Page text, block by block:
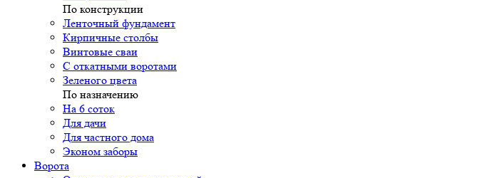
По конструкции
Ленточный фундамент
Кирпичные столбы
Винтовые сваи
С откатными воротами
Зеленого цвета
По назначению
На 6 соток
Для дачи
Для частного дома
Эконом заборы
Ворота